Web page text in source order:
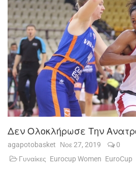
Δεν Ολοκλήρωσε Την
agapotobasket Νοε 27, 2019
0
Γυναίκες Eurocup Women EuroCup